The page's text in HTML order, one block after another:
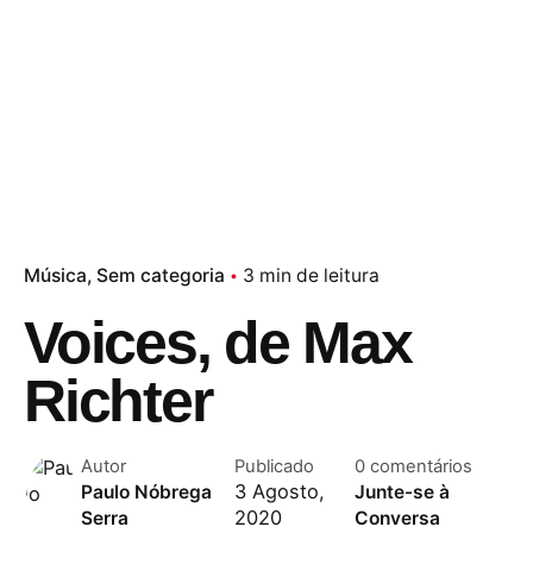
Música Sem categoria 3 min de leitura
Voices, de Max
Richter
Autor
Paulo Nóbrega
Serra
Publicado
3 Agosto,
2020
0 comentários
Junte-se à
Conversa